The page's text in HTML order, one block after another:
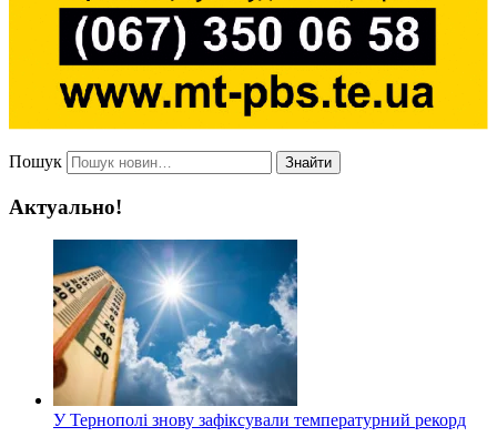
Пошук Знайти
Актуально!
У Тернополі знову зафіксували температурний рекорд